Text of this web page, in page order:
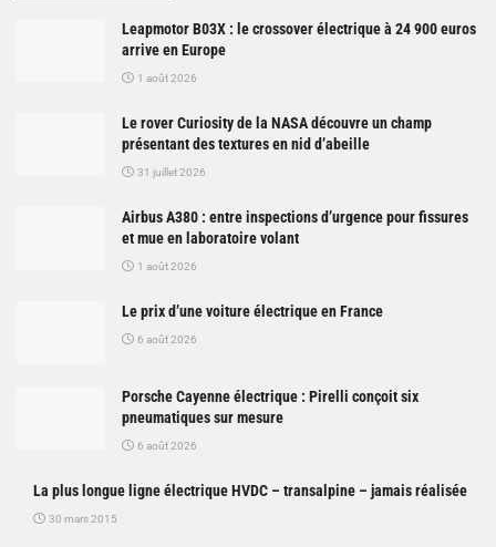
Leapmotor B03X : le crossover électrique à 24 900 euros
arrive en Europe
1 août 2026
Le rover Curiosity de la NASA découvre un champ
présentant des textures en nid d’abeille
31 juillet 2026
Airbus A380 : entre inspections d’urgence pour fissures
et mue en laboratoire volant
1 août 2026
Le prix d’une voiture électrique en France
6 août 2026
Porsche Cayenne électrique : Pirelli conçoit six
pneumatiques sur mesure
6 août 2026
La plus longue ligne électrique HVDC – transalpine – jamais réalisée
30 mars 2015